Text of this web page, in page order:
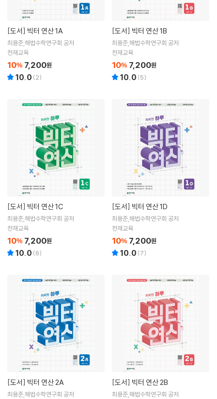
[도서] 빅터 연산 1A
최용준,해법수학연구회 공저
천재교육
10% 7,200원
10.0 (2)
[도서] 빅터 연산 1B
최용준,해법수학연구회 공저
천재교육
10% 7,200원
10.0 (5)
[도서] 빅터 연산 1C
최용준,해법수학연구회 공저
천재교육
10% 7,200원
10.0 (6)
[도서] 빅터 연산 1D
최용준,해법수학연구회 공저
천재교육
10% 7,200원
10.0 (7)
[도서] 빅터 연산 2A
최용준,해법수학연구회 공저
[도서] 빅터 연산 2B
최용준,해법수학연구회 공저